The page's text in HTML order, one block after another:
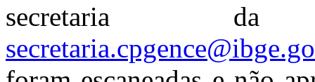
secretaria da